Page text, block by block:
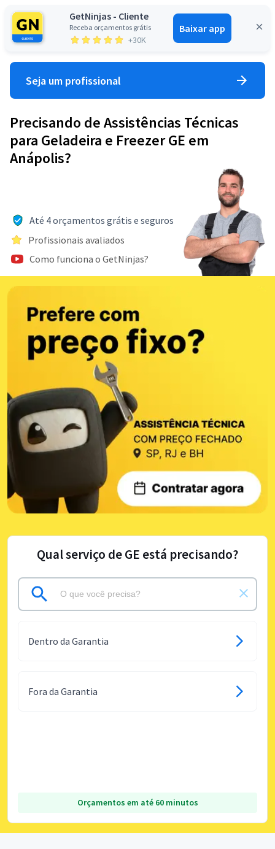
GetNinjas - Cliente
Receba orçamentos grátis
+30K
Baixar app
Entrar
Seja um profissional
Precisando de Assistências Técnicas
para Geladeira e Freezer GE em
Anápolis?
Até 4 orçamentos grátis e seguros
Profissionais avaliados
Como funciona o GetNinjas?
Qual serviço de GE está precisando?
Dentro da Garantia
Fora da Garantia
Orçamentos em até 60 minutos